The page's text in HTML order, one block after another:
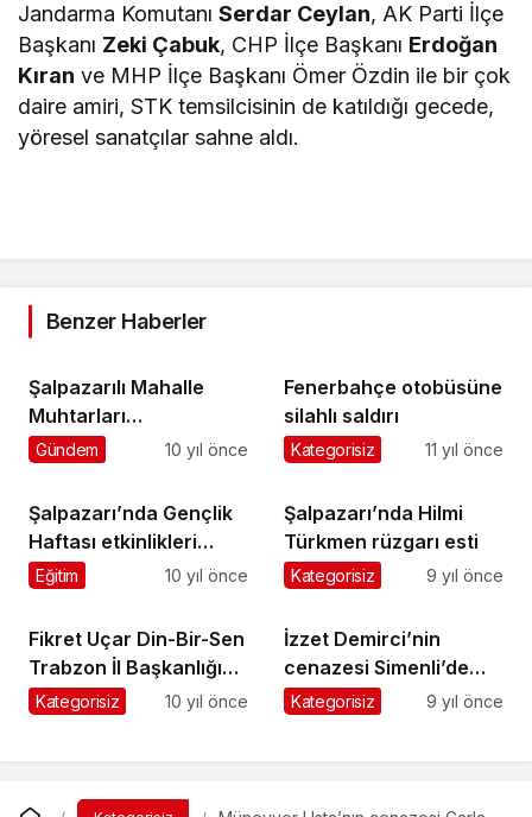
Jandarma KomutanıSerdar Ceylan, AK Parti İlçe
Başkanı Zeki Çabuk, CHP İlçe Başkanı Erdoğan
Kıran ve MHP İlçe Başkanı Ömer Özdin ile bir çok
daire amiri, STK temsilcisinin de katıldığı gecede,
yöresel sanatçılar sahne aldı.
Benzer Haberler
Şalpazarılı Mahalle
Muhtarları
Cumhurbaşkanlığı
Gündem 10 yıl önce
Fenerbahçe otobüsüne
silahlı saldırı
Kategorisiz 11 yıl önce
Şalpazarı’nda Gençlik
Haftası etkinlikleri
başladı
Eğitim 10 yıl önce
Şalpazarı’nda Hilmi
Türkmen rüzgarı esti
Kategorisiz 9 yıl önce
Fikret Uçar Din-Bir-Sen
Trabzon İl Başkanlığı
görevine getirildi
Kategorisiz 10 yıl önce
İzzet Demirci’nin
cenazesi Simenli’de
toprağa verildi
Kategorisiz 9 yıl önce